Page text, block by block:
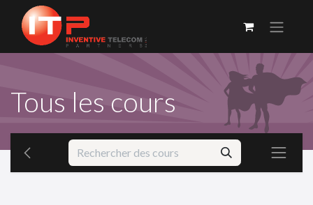
Tous les cours